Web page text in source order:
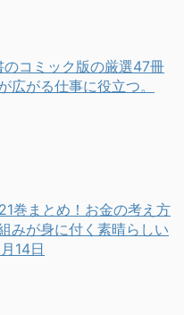
のコミック版の厳選47冊
広がる仕事に役立つ。
巻まとめ！お金の考え方
みが身に付く素晴らしい
14日